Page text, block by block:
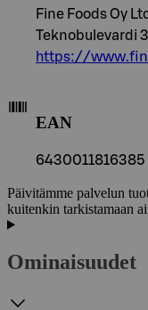
Fine Foods Oy Ltd
Teknobulevardi
https://
EAN
6430011816385
Päivitämme palvelun
kuitenkin tarkistamaan
Ominaisuudet